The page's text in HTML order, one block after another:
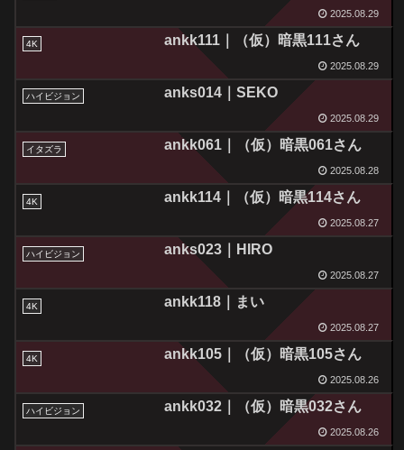
2025.08.29
4K ankk111｜（仮）暗黒111さん
2025.08.29
ハイビジョン anks014｜SEKO
2025.08.29
イタズラ ankk061｜（仮）暗黒061さん
2025.08.28
4K ankk114｜（仮）暗黒114さん
2025.08.27
ハイビジョン anks023｜HIRO
2025.08.27
4K ankk118｜まい
2025.08.27
4K ankk105｜（仮）暗黒105さん
2025.08.26
ハイビジョン ankk032｜（仮）暗黒032さん
2025.08.26